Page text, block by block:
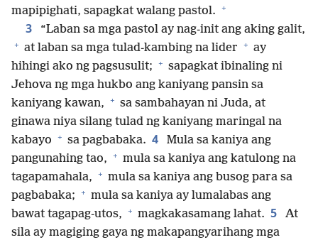
mapipighati, sapagkat walang pastol. +
3 “Laban sa mga pastol ay nag-init ang aking galit,
+ at laban sa mga tulad-kambing na lider + ay
hihingi ako ng pagsusulit; + sapagkat ibinaling ni
Jehova ng mga hukbo ang kaniyang pansin sa
kaniyang kawan, + sa sambahayan ni Juda, at
ginawa niya silang tulad ng kaniyang maringal na
kabayo + sa pagbabaka. 4
Mula sa kaniya ang
pangunahing tao, + mula sa kaniya ang katulong na
tagapamahala, + mula sa kaniya ang busog para sa
pagbabaka; + mula sa kaniya ay lumalabas ang
bawat tagapag-utos, + magkakasamang lahat. 5
At
sila ay magiging gaya ng makapangyarihang mga